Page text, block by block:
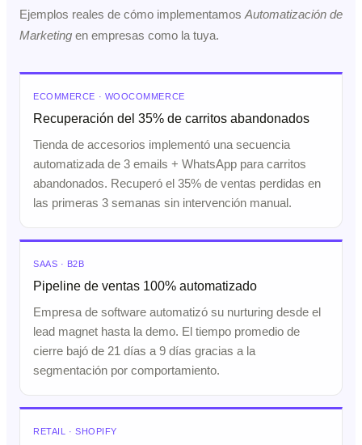
Ejemplos reales de cómo implementamos Automatización de
Marketing en empresas como la tuya.
ECOMMERCE · WOOCOMMERCE
Recuperación del 35% de carritos abandonados
Tienda de accesorios implementó una secuencia
automatizada de 3 emails + WhatsApp para carritos
abandonados. Recuperó el 35% de ventas perdidas en
las primeras 3 semanas sin intervención manual.
SAAS · B2B
Pipeline de ventas 100% automatizado
Empresa de software automatizó su nurturing desde el
lead magnet hasta la demo. El tiempo promedio de
cierre bajó de 21 días a 9 días gracias a la
segmentación por comportamiento.
RETAIL · SHOPIFY